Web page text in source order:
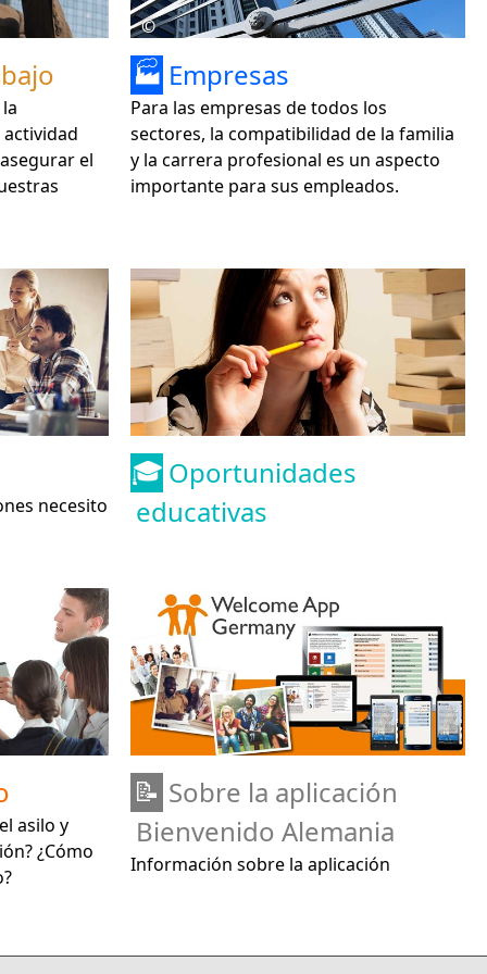
Nueva Región del Condado de
Vorpommern-Greifwald disponible
para descargar
el
©
🏭 Empresas
Para las empresas de todos los
sectores, la compatibilidad de la familia
y la carrera profesional es un aspecto
importante para sus empleados.
necesito
🎓 Oportunidades
educativas
asilo y
¿Cómo
📝 Sobre la aplicación
Bienvenido Alemania
Información sobre la aplicación